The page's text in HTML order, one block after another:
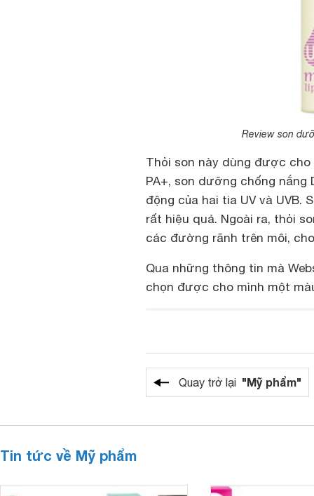
Review son
Thỏi son này dùng được
PA+, son dưỡng chống nắng
động của hai tia UV và UVB.
rất hiệu quả. Ngoài ra, thỏi
các đường rãnh trên môi,
Qua những thông tin mà
chọn được cho mình một
Quay trở lại "Mỹ phẩm"
Tin tức về Mỹ phẩm